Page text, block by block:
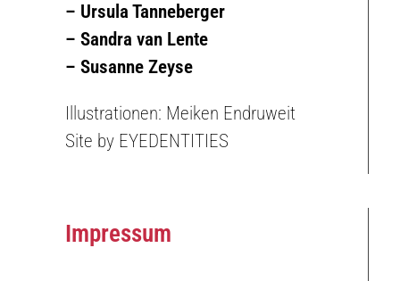
– Ursula Tanneberger
– Sandra van Lente
– Susanne Zeyse
Illustrationen: Meiken Endruweit
Site by EYEDENTITIES
Impressum